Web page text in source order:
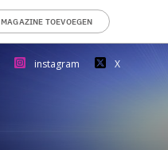
MAGAZINE TOEVOEGEN
instagram X